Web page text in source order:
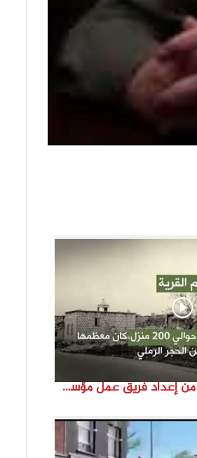
فيلم السميرية بلدتي.. من إعداد فريق عمل مؤسسة هوية